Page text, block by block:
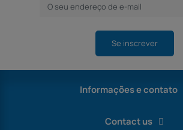
Se inscrever
Informações e contato
Contact us